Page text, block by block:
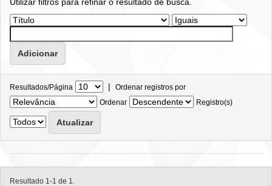
Resultados/Página | Ordenar registros por
Ordenar
Registro(s)
Resultado 1-1 de 1.